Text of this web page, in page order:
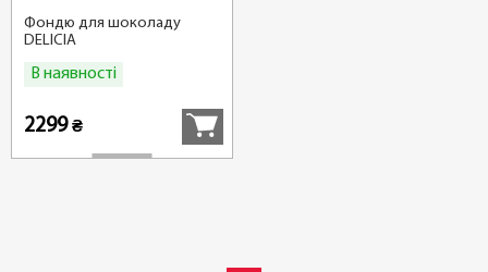
Фондю для шоколаду
DELICIA
В наявності
2299₴